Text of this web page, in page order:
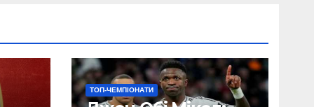
ТОП-ЧЕМПІОНАТИ